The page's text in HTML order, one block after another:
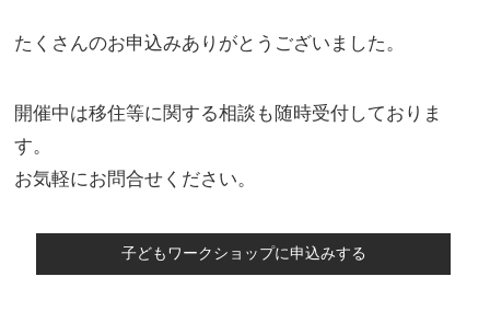
たくさんのお申込みありがとうございました。
開催中は移住等に関する相談も随時受付しておりま
す。
お気軽にお問合せください。